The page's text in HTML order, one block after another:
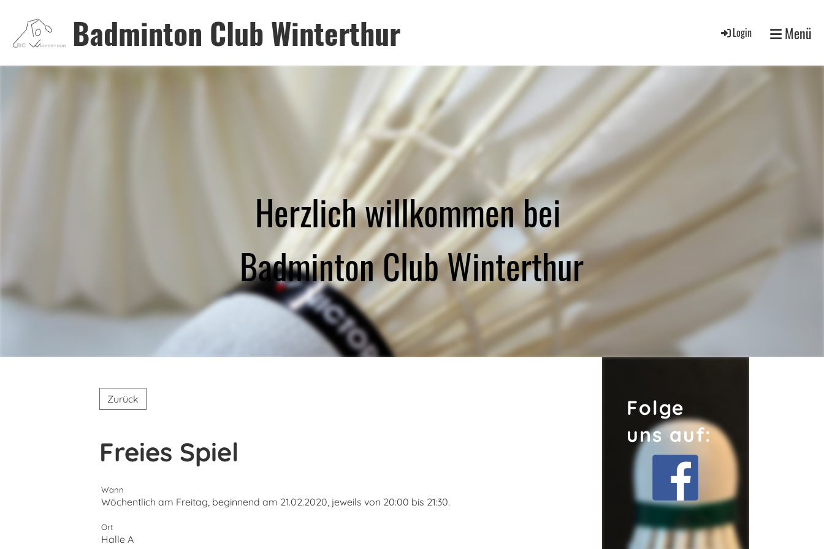
Badminton Club Winterthur Login Menü
Herzlich willkommen bei
Badminton Club Winterthur
Zurück
Freies Spiel
Wann
Wöchentlich am Freitag, beginnend am 21.02.2020, jeweils von 20:00 bis 21:30.
Ort
Halle A
Folge
uns auf: